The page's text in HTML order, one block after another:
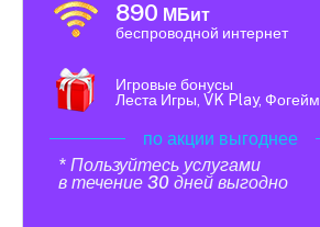
890 МБит
беспроводной интернет
Игровые бонусы
Леста Игры, VK Play, Фогейм
по акции выгоднее
* Пользуйтесь услугами
в течение 30 дней выгодно